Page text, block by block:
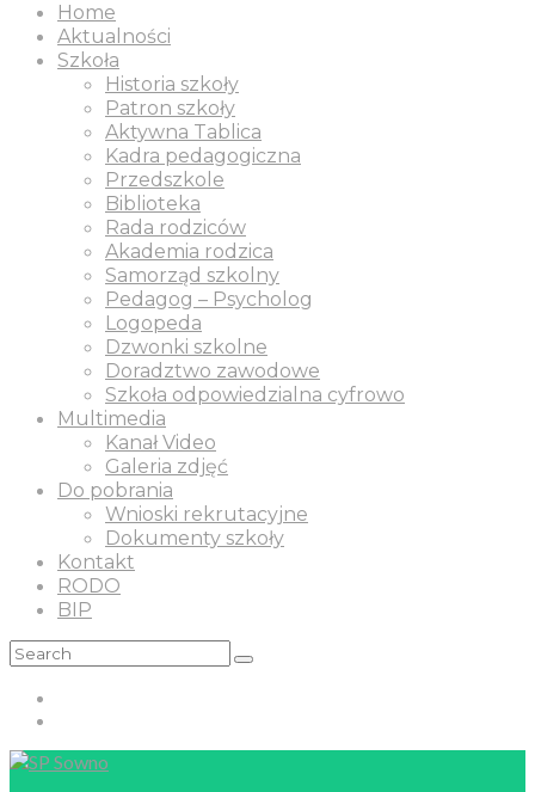
Home
Aktualności
Szkoła
Historia szkoły
Patron szkoły
Aktywna Tablica
Kadra pedagogiczna
Przedszkole
Biblioteka
Rada rodziców
Akademia rodzica
Samorząd szkolny
Pedagog – Psycholog
Logopeda
Dzwonki szkolne
Doradztwo zawodowe
Szkoła odpowiedzialna cyfrowo
Multimedia
Kanał Video
Galeria zdjęć
Do pobrania
Wnioski rekrutacyjne
Dokumenty szkoły
Kontakt
RODO
BIP